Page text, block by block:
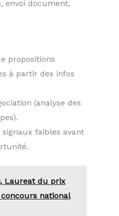
envoi document,
propositions
à partir des infos
(analyse des
signaux faibles avant
Laureat du prix
national